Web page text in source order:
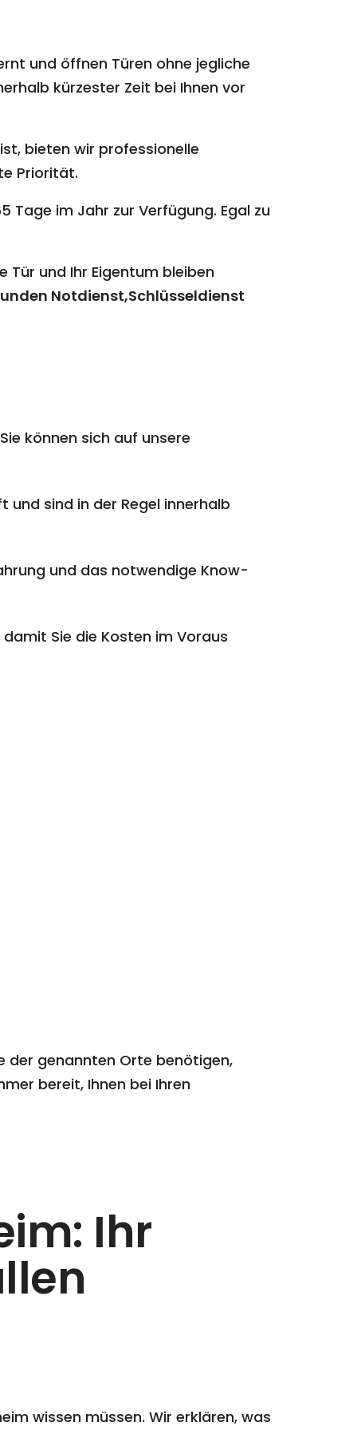
und öffnen Türen ohne jegliche
kürzester Zeit bei Ihnen vor
bieten wir professionelle
Priorität.
Tage im Jahr zur Verfügung. Egal zu
Tür und Ihr Eigentum bleiben
Notdienst,Schlüsseldienst
können sich auf unsere
sind in der Regel innerhalb
und das notwendige Know-
Sie die Kosten im Voraus
der genannten Orte benötigen,
bereit, Ihnen bei Ihren
Ihr
wissen müssen. Wir erklären, was